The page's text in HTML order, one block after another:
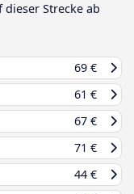
Strecke ab
69 €
61 €
67 €
71 €
44 €